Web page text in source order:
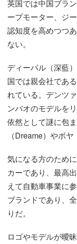
英国では中国ブラ
ープモーター、ジ
認知度を高めつつ
ない。
ディーパル（深藍
国では親会社であ
れている。デンツ
ンバオのモデルを
依然として謎に包
（Dreame）やボ
気になる方のため
カーであり、最高
えて自動車事業に
ブランドであり、
りだ。
ロゴやモデルが曖